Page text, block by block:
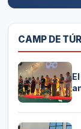
CAMP DE